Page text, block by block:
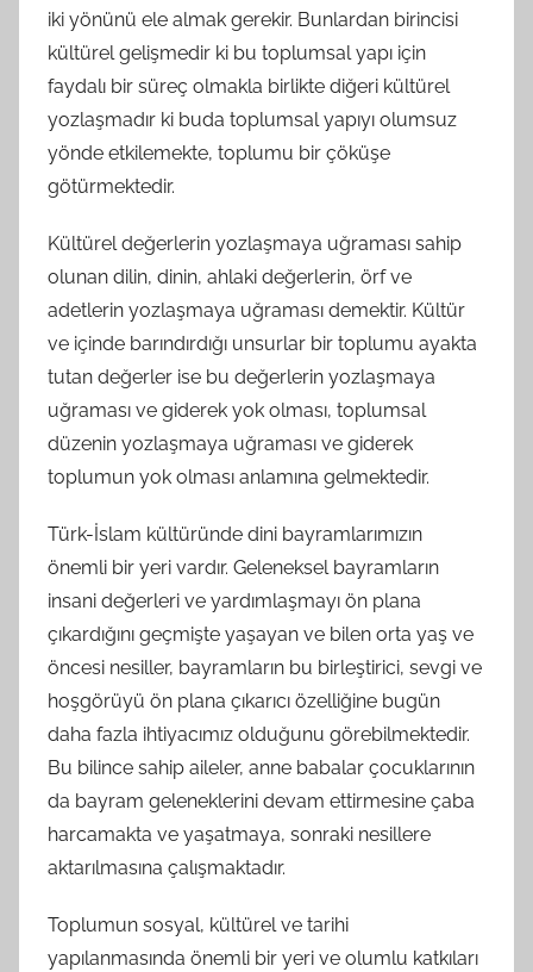
iki yönünü ele almak gerekir. Bunlardan birincisi
kültürel gelişmedir ki bu toplumsal yapı için
faydalı bir süreç olmakla birlikte diğeri kültürel
yozlaşmadır ki buda toplumsal yapıyı olumsuz
yönde etkilemekte, toplumu bir çöküşe
götürmektedir.
Kültürel değerlerin yozlaşmaya uğraması sahip
olunan dilin, dinin, ahlaki değerlerin, örf ve
adetlerin yozlaşmaya uğraması demektir. Kültür
ve içinde barındırdığı unsurlar bir toplumu ayakta
tutan değerler ise bu değerlerin yozlaşmaya
uğraması ve giderek yok olması, toplumsal
düzenin yozlaşmaya uğraması ve giderek
toplumun yok olması anlamına gelmektedir.
Türk-İslam kültüründe dini bayramlarımızın
önemli bir yeri vardır. Geleneksel bayramların
insani değerleri ve yardımlaşmayı ön plana
çıkardığını geçmişte yaşayan ve bilen orta yaş ve
öncesi nesiller, bayramların bu birleştirici, sevgi ve
hoşgörüyü ön plana çıkarıcı özelliğine bugün
daha fazla ihtiyacımız olduğunu görebilmektedir.
Bu bilince sahip aileler, anne babalar çocuklarının
da bayram geleneklerini devam ettirmesine çaba
harcamakta ve yaşatmaya, sonraki nesillere
aktarılmasına çalışmaktadır.
Toplumun sosyal, kültürel ve tarihi
yapılanmasında önemli bir yeri ve olumlu katkıları